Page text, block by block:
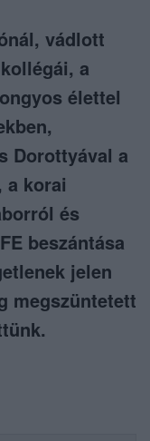
vádlott
a
élettel
Dorottyával a
a korai
és
beszántása
jelen
megszüntetett